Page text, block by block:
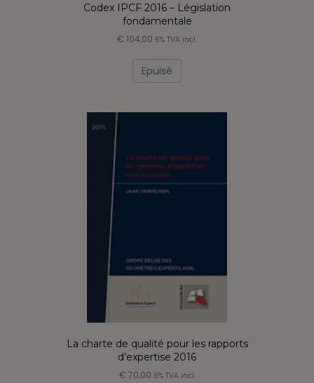
Codex IPCF 2016 – Législation
fondamentale
€ 104,00 6% TVA incl.
Epuisé
La charte de qualité pour les rapports
d’expertise 2016
€ 70,00 6% TVA incl.